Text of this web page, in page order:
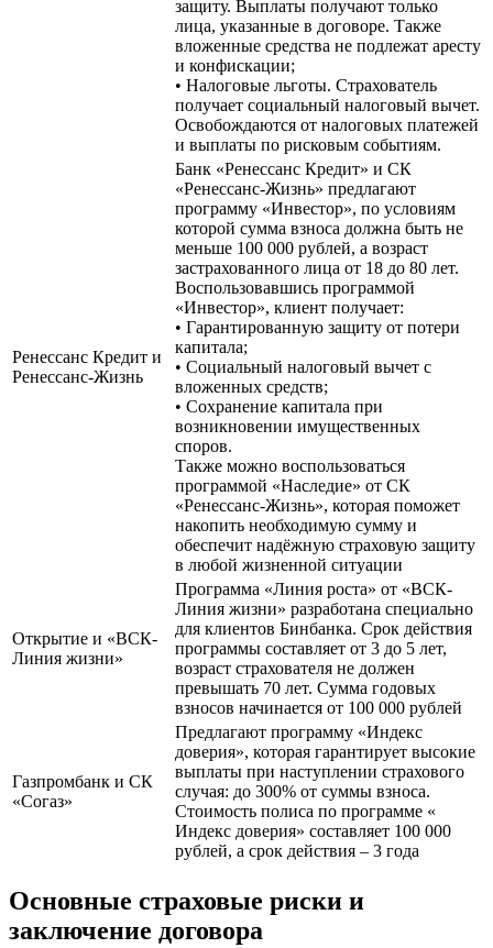
защиту. Выплаты получают только
лица, указанные в договоре. Также
вложенные средства не подлежат аресту
и конфискации;
• Налоговые льготы. Страхователь
получает социальный налоговый вычет.
Освобождаются от налоговых платежей
и выплаты по рисковым событиям.
Ренессанс Кредит и
Ренессанс-Жизнь
Банк «Ренессанс Кредит» и СК
«Ренессанс-Жизнь» предлагают
программу «Инвестор», по условиям
которой сумма взноса должна быть не
меньше 100 000 рублей, а возраст
застрахованного лица от 18 до 80 лет.
Воспользовавшись программой
«Инвестор», клиент получает:
• Гарантированную защиту от потери
капитала;
• Социальный налоговый вычет с
вложенных средств;
• Сохранение капитала при
возникновении имущественных
споров.
Также можно воспользоваться
программой «Наследие» от СК
«Ренессанс-Жизнь», которая поможет
накопить необходимую сумму и
обеспечит надёжную страховую защиту
в любой жизненной ситуации
Открытие и «ВСК-
Линия жизни»
Программа «Линия роста» от «ВСК-
Линия жизни» разработана специально
для клиентов Бинбанка. Срок действия
программы составляет от 3 до 5 лет,
возраст страхователя не должен
превышать 70 лет. Сумма годовых
взносов начинается от 100 000 рублей
Газпромбанк и СК
«Согаз»
Предлагают программу «Индекс
доверия», которая гарантирует высокие
выплаты при наступлении страхового
случая: до 300% от суммы взноса.
Стоимость полиса по программе «
Индекс доверия» составляет 100 000
рублей, а срок действия – 3 года
Основные страховые риски и
заключение договора